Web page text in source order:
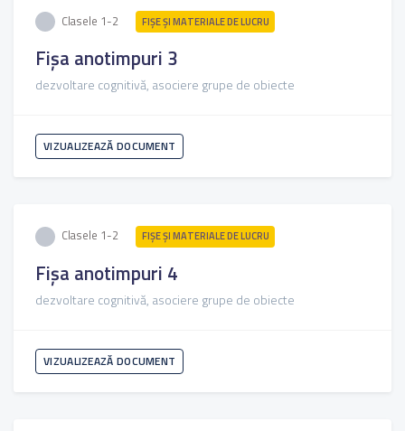
Clasele 1-2 FIŞE ŞI MATERIALE DE LUCRU
Fișa anotimpuri 3
dezvoltare cognitivă, asociere grupe de obiecte
VIZUALIZEAZĂ DOCUMENT
Clasele 1-2 FIŞE ŞI MATERIALE DE LUCRU
Fișa anotimpuri 4
dezvoltare cognitivă, asociere grupe de obiecte
VIZUALIZEAZĂ DOCUMENT